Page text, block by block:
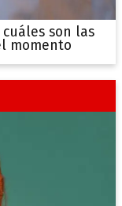
son las
momento